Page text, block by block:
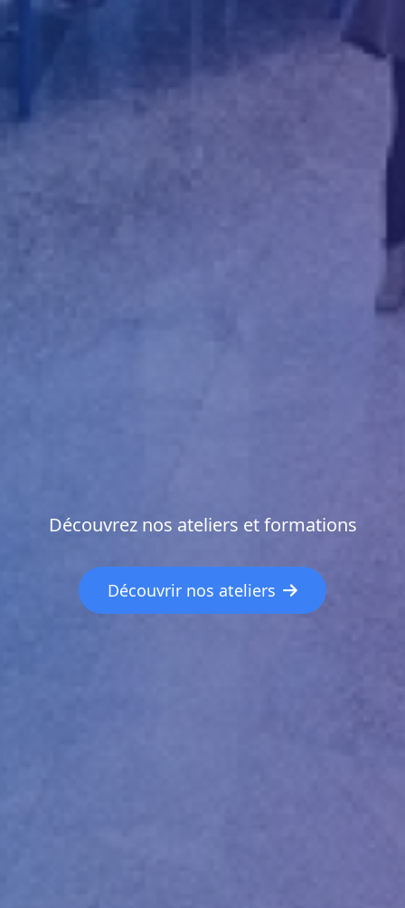
Découvrez nos ateliers et formations
Découvrir nos ateliers